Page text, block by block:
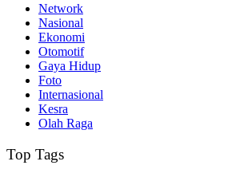
Network
Nasional
Ekonomi
Otomotif
Gaya Hidup
Foto
Internasional
Kesra
Olah Raga
Top Tags